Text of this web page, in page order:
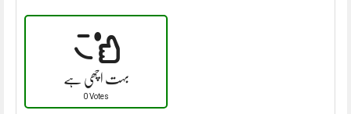
بہت اچھی ہے
0 Votes